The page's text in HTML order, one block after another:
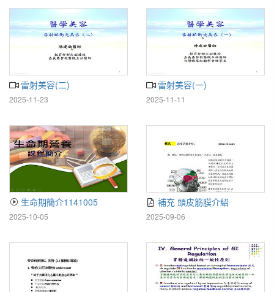
雷射美容(二)
2025-11-23
雷射美容(一)
2025-11-11
生命期簡介1141005
2025-10-05
補充 頭皮筋膜介紹
2025-09-06